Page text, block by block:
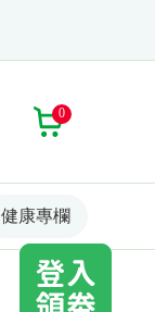
0
健康專欄